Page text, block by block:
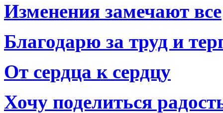
Изменения замечают все
Благодарю за труд и
От сердца к сердцу
Хочу поделиться